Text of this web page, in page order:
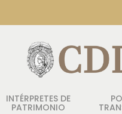
INTÉRPRETES DE
PATRIMONIO